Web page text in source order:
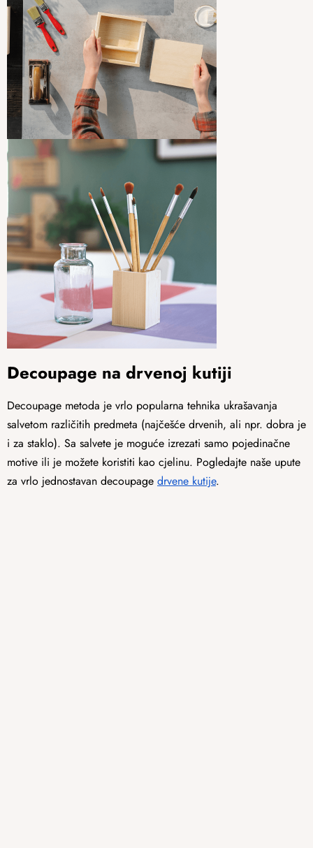
Decoupage na drvenoj kutiji
Decoupage metoda je vrlo popularna tehnika ukrašavanja
salvetom različitih predmeta (najčešće drvenih, ali npr. dobra je
i za staklo). Sa salvete je moguće izrezati samo pojedinačne
motive ili je možete koristiti kao cjelinu. Pogledajte naše upute
za vrlo jednostavan decoupage drvene kutije.